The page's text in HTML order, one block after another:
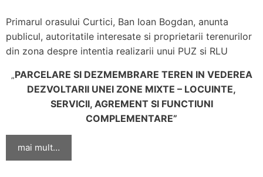
Primarul orasului Curtici, Ban Ioan Bogdan, anunta
publicul, autoritatile interesate si proprietarii terenurilor
din zona despre intentia realizarii unui PUZ si RLU
„PARCELARE SI DEZMEMBRARE TEREN IN VEDEREA
DEZVOLTARII UNEI ZONE MIXTE – LOCUINTE,
SERVICII, AGREMENT SI FUNCTIUNI
COMPLEMENTARE”
mai mult…